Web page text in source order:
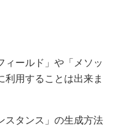
ィールド」や「メソッ
利用することは出来ま
スタンス」の生成方法